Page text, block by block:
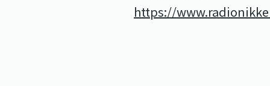
https://